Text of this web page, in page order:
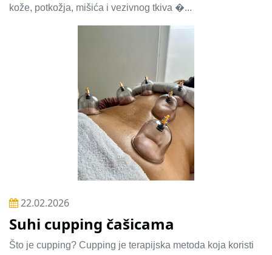
kože, potkožja, mišića i vezivnog tkiva �...
22.02.2026
Suhi cupping čašicama
Što je cupping? Cupping je terapijska metoda koja koristi